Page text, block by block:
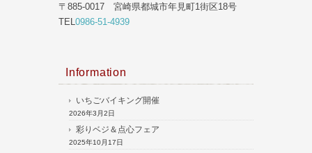
〒885-0017 宮崎県都城市年見町1街区18号
TEL0986-51-4939
Information
いちごバイキング開催
2026年3月2日
彩りベジ＆点心フェア
2025年10月17日